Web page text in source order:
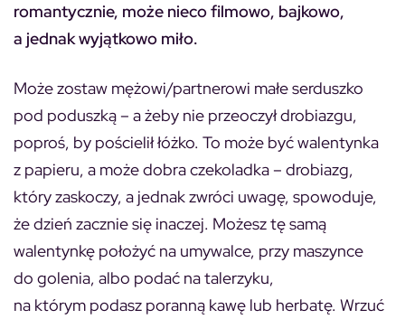
romantycznie, może nieco filmowo, bajkowo,
a jednak wyjątkowo miło.
Może zostaw mężowi/partnerowi małe serduszko
pod poduszką – a żeby nie przeoczył drobiazgu,
poproś, by pościelił łóżko. To może być walentynka
z papieru, a może dobra czekoladka – drobiazg,
który zaskoczy, a jednak zwróci uwagę, spowoduje,
że dzień zacznie się inaczej. Możesz tę samą
walentynkę położyć na umywalce, przy maszynce
do golenia, albo podać na talerzyku,
na którym podasz poranną kawę lub herbatę. Wrzuć